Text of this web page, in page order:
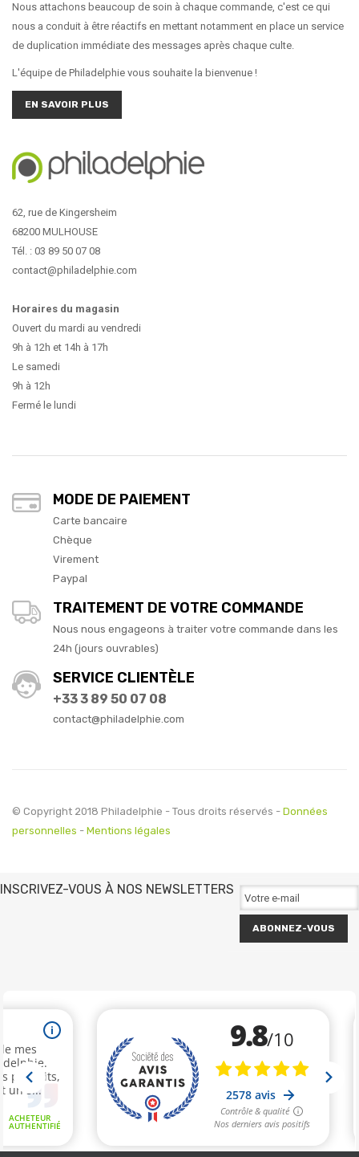
Nous attachons beaucoup de soin à chaque commande, c'est ce qui
nous a conduit à être réactifs en mettant notamment en place un service
de duplication immédiate des messages après chaque culte.
L'équipe de Philadelphie vous souhaite la bienvenue !
EN SAVOIR PLUS
62, rue de Kingersheim
68200 MULHOUSE
Tél. : 03 89 50 07 08
contact@philadelphie.com
Horaires du magasin
Ouvert du mardi au vendredi
9h à 12h et 14h à 17h
Le samedi
9h à 12h
Fermé le lundi
MODE DE PAIEMENT
Carte bancaire
Chèque
Virement
Paypal
TRAITEMENT DE VOTRE COMMANDE
Nous nous engageons à traiter votre commande dans les
24h (jours ouvrables)
SERVICE CLIENTÈLE
+33 3 89 50 07 08
contact@philadelphie.com
© Copyright 2018 Philadelphie - Tous droits réservés - Données
personnelles - Mentions légales
INSCRIVEZ-VOUS À NOS NEWSLETTERS
ABONNEZ-VOUS